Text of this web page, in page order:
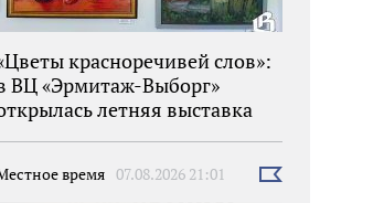
красноречивей слов»:
ВЦ «Эрмитаж-Выборг»
летняя выставка
время 07.08.2026 21:01
Выбрать